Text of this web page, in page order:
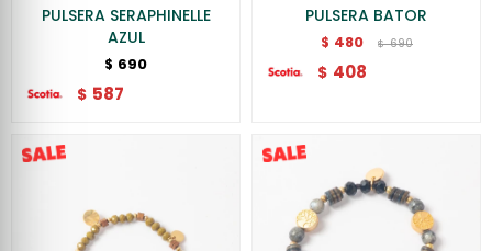
PULSERA SERAPHINELLE
AZUL
$ 690
$ 587
PULSERA BATOR
$ 480 $ 690
$ 408